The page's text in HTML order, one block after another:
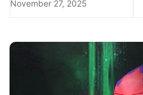
November 27, 2025